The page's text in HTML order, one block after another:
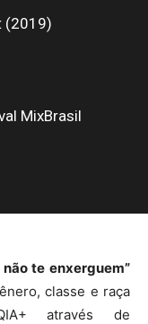
(2019)
MixBrasil
te enxerguem”
classe e raça
através de